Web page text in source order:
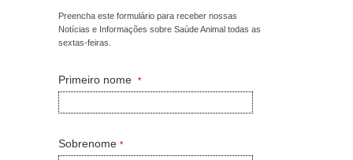
Preencha este formulário para receber nossas
Notícias e Informações sobre Saúde Animal todas as
sextas-feiras.
Primeiro nome *
Sobrenome *